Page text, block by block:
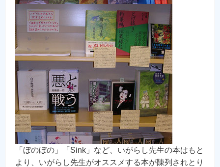
「ぼのぼの」「Sink」など、いがらし先生の本はもと
より、いがらし先生がオススメする本が陳列されとり